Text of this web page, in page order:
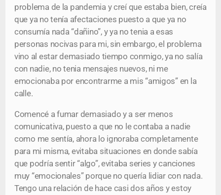
problema de la pandemia y creí que estaba bien, creía
que ya no tenía afectaciones puesto a que ya no
consumía nada “dañino”, y ya no tenia a esas
personas nocivas para mi, sin embargo, el problema
vino al estar demasiado tiempo conmigo, ya no salía
con nadie, no tenia mensajes nuevos, ni me
emocionaba por encontrarme a mis “amigos” en la
calle.
Comencé a fumar demasiado y a ser menos
comunicativa, puesto a que no le contaba a nadie
como me sentía, ahora lo ignoraba completamente
para mi misma, evitaba situaciones en donde sabía
que podría sentir “algo”, evitaba series y canciones
muy “emocionales” porque no quería lidiar con nada.
Tengo una relación de hace casi dos años y estoy